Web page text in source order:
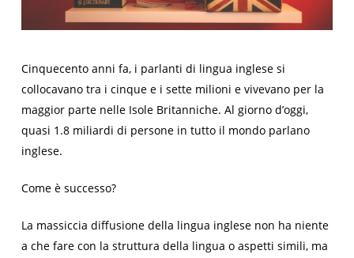
Cinquecento anni fa, i parlanti di lingua inglese si
collocavano tra i cinque e i sette milioni e vivevano per la
maggior parte nelle Isole Britanniche. Al giorno d’oggi,
quasi 1.8 miliardi di persone in tutto il mondo parlano
inglese.
Come è successo?
La massiccia diffusione della lingua inglese non ha niente
a che fare con la struttura della lingua o aspetti simili, ma